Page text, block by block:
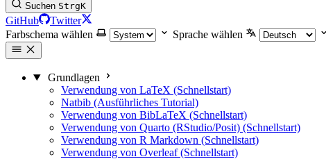
Suchen StrgK
GitHub
Twitter
Farbschema wählen
Sprache wählen
Grundlagen
Verwendung von LaTeX (Schnellstart)
Natbib (Ausführliches Tutorial)
Verwendung von BibLaTeX (Schnellstart)
Verwendung von Quarto (RStudio/Posit) (Schnellstart)
Verwendung von R Markdown (Schnellstart)
Verwendung von Overleaf (Schnellstart)